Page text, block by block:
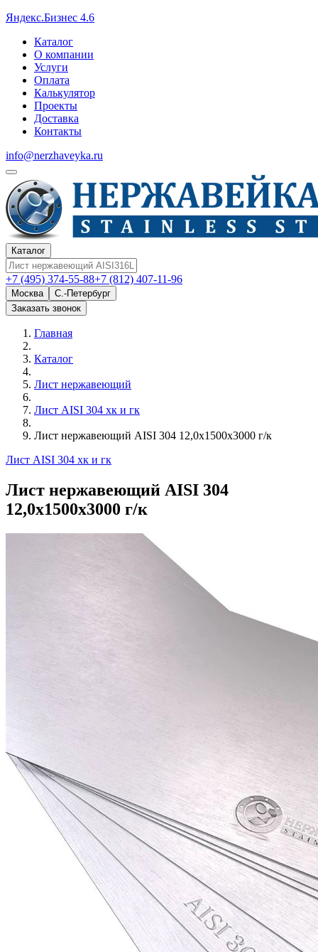
Яндекс.Бизнес 4.6
Каталог
О компании
Услуги
Оплата
Калькулятор
Проекты
Доставка
Контакты
info@nerzhaveyka.ru
Каталог
+7 (495) 374-55-88+7 (812) 407-11-96
Москва
С.-Петербург
Заказать звонок
Главная
Каталог
Лист нержавеющий
Лист AISI 304 хк и гк
Лист нержавеющий AISI 304 12,0х1500х3000 г/к
Лист AISI 304 хк и гк
Лист нержавеющий AISI 304
12,0х1500х3000 г/к